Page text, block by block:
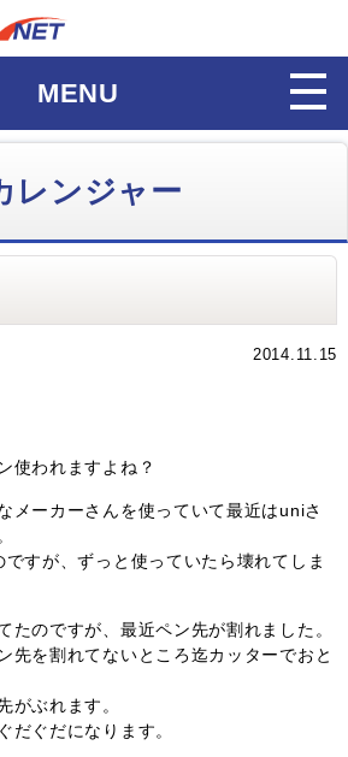
MENU
レンジャー
2014.11.15
使われますよね？
メーカーさんを使っていて最近はuniさ
すが、ずっと使っていたら壊れてしま
たのですが、最近ペン先が割れました。
先を割れてないところ迄カッターでおと
がぶれます。
だぐだになります。